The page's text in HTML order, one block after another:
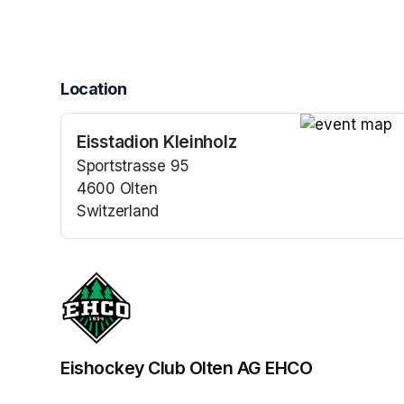
Location
Eisstadion Kleinholz
Sportstrasse 95
4600 Olten
Switzerland
(opens in a new tab)
Eishockey Club Olten AG EHCO